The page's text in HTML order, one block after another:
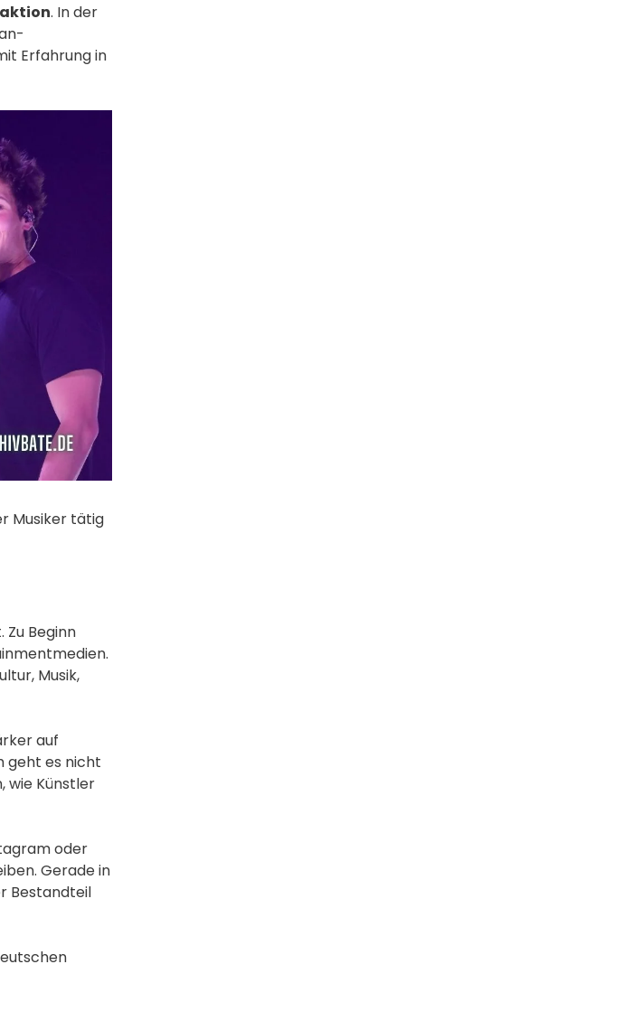
. In der
Erfahrung in
Musiker tätig
Beginn
Musik,
auf
geht es nicht
wie Künstler
oder
Gerade in
Bestandteil